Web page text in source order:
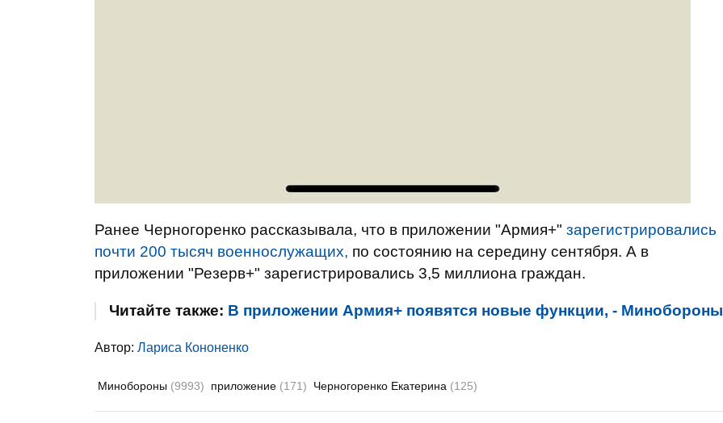
Ранее Черногоренко рассказывала, что в приложении "Армия+" зарегистрировались
почти 200 тысяч военнослужащих, по состоянию на середину сентября. А в
приложении "Резерв+" зарегистрировались 3,5 миллиона граждан.
Читайте также: В приложении Армия+ появятся новые функции, - Минобороны
Автор: Лариса Кононенко
Минобороны (9993) приложение (171) Черногоренко Екатерина (125)